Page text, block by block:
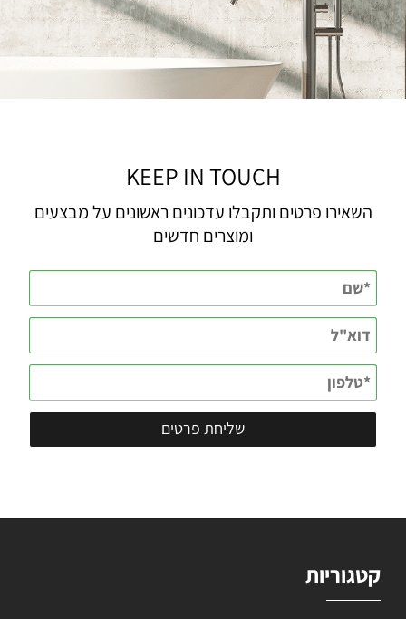
KEEP IN TOUCH
השאירו פרטים ותקבלו עדכונים ראשונים על מבצעים
ומוצרים חדשים
קטגוריות